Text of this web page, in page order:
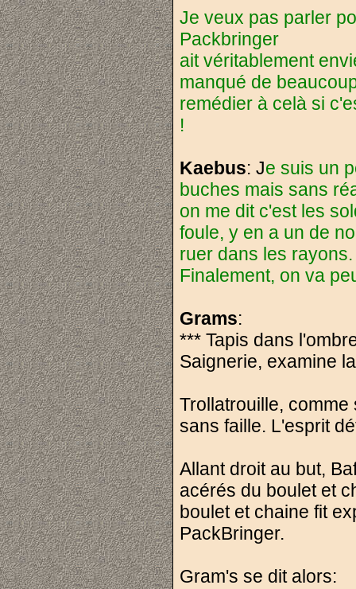
Je veux pas parler
Packbringer
ait véritablement
manqué de
remédier à celà si
!
Kaebus: Je suis un
buches mais sans
on me dit c'est les
foule, y en a un de
ruer dans les
Finalement, on va
Grams:
*** Tapis dans
Saignerie, examine
Trollatrouille,
sans faille. L'esprit
Allant droit au but,
acérés du boulet et
boulet et chaine fit
PackBringer.
Gram's se dit alors: